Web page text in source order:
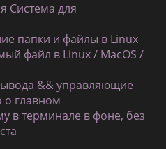
Система для
папки и файлы в Linux
файл в Linux / MacOS /
&& управляющие
о главном
в терминале в фоне, без